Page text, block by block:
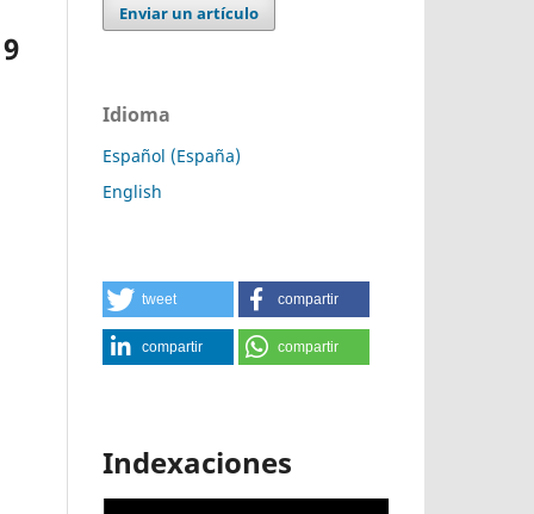
Enviar un artículo
Idioma
Español (España)
English
tweet compartir
compartir compartir
Indexaciones